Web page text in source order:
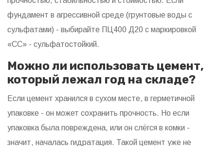
фундамент в агрессивной среде (грунтовые воды с
сульфатами) - выбирайте ПЦ400 Д20 с маркировкой
«СС» - сульфатостойкий.
Можно ли использовать цемент,
который лежал год на складе?
Если цемент хранился в сухом месте, в герметичной
упаковке - он может сохранить прочность. Но если
упаковка была повреждена, или он слёгся в комки -
значит, началась гидратация. Такой цемент уже не